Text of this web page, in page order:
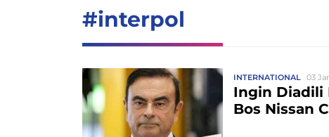
#interpol
INTERNATIONAL 03
Ingin Diadili
Bos Nissan